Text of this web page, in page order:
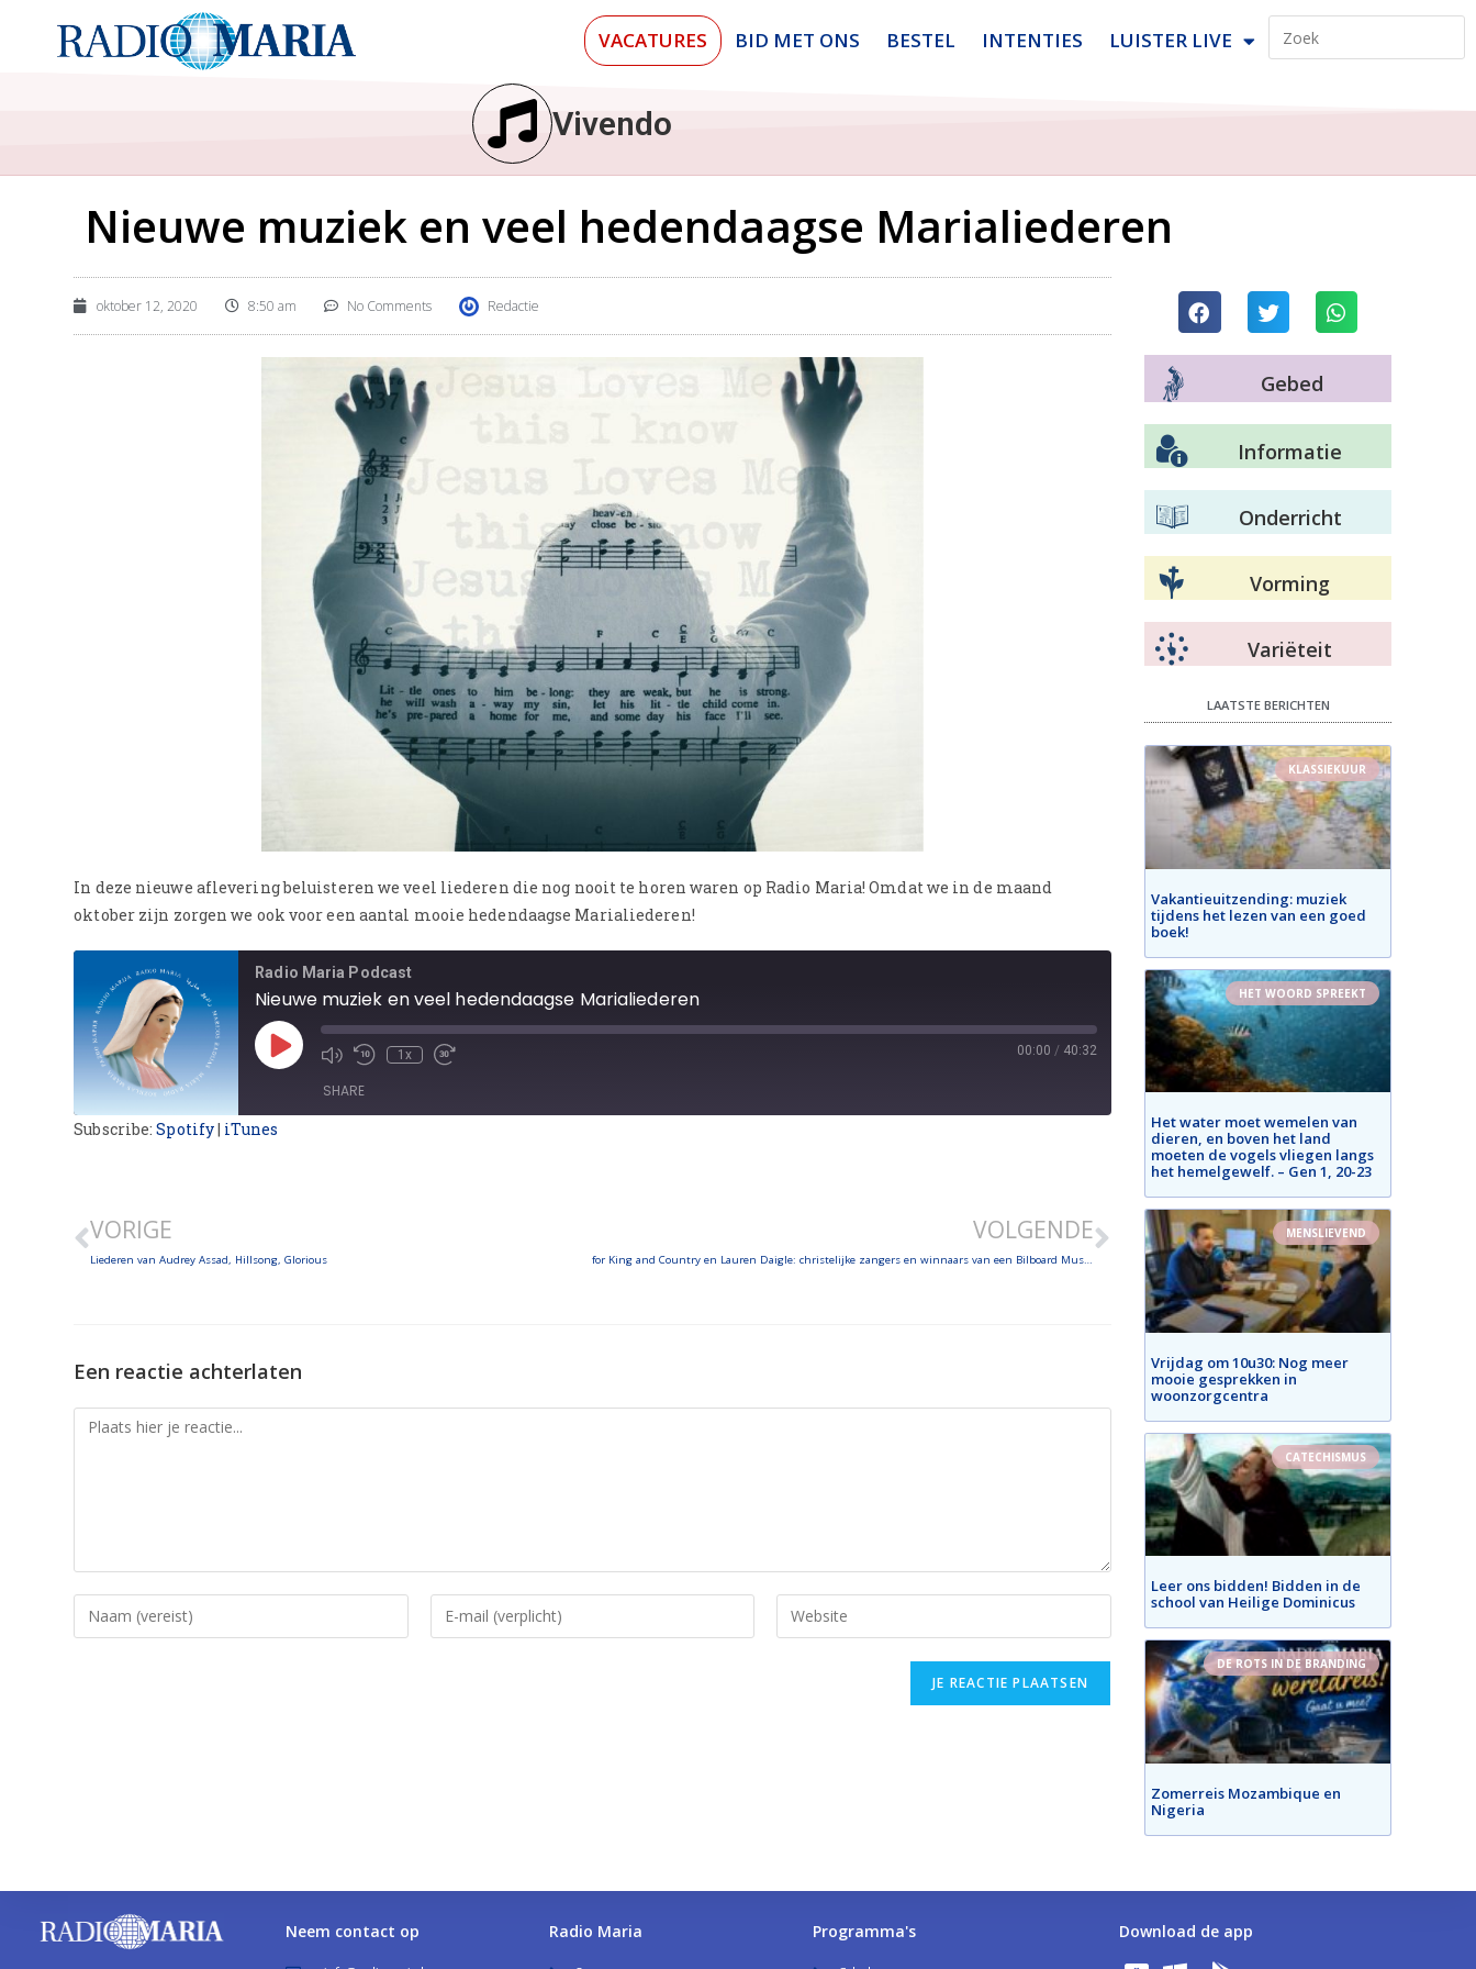
VACATURES BID MET ONS BESTEL INTENTIES LUISTER LIVE
Vivendo
Nieuwe muziek en veel hedendaagse Marialiederen
oktober 12, 2020 8:50 am No Comments Redactie
In deze nieuwe aflevering beluisteren we veel liederen die nog nooit te horen waren op Radio Maria! Omdat we in de maand
oktober zijn zorgen we ook voor een aantal mooie hedendaagse Marialiederen!
Radio Maria Podcast
Nieuwe muziek en veel hedendaagse Marialiederen
1x 00:00 / 40:32
SHARE
Subscribe:Spotify| iTunes
VORIGE
Liederen van Audrey Assad, Hillsong, Glorious
VOLGENDE
for King and Country en Lauren Daigle: christelijke zangers en winnaars van een Bilboard Music Award
Een reactie achterlaten
Gebed
Informatie
Onderricht
Vorming
Variëteit
LAATSTE BERICHTEN
KLASSIEKUUR
Vakantieuitzending: muziek
tijdens het lezen van een goed
boek!
HET WOORD SPREEKT
Het water moet wemelen van
dieren, en boven het land
moeten de vogels vliegen langs
het hemelgewelf. – Gen 1, 20-23
MENSLIEVEND
Vrijdag om 10u30: Nog meer
mooie gesprekken in
woonzorgcentra
CATECHISMUS
Leer ons bidden! Bidden in de
school van Heilige Dominicus
DE ROTS IN DE BRANDING
Zomerreis Mozambique en
Nigeria
Neem contact op Radio Maria Programma's Download de app